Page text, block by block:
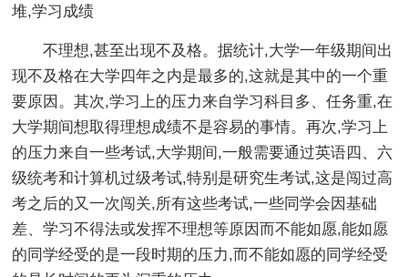
堆,学习成绩
不理想,甚至出现不及格。据统计,大学一年级期间出
现不及格在大学四年之内是最多的,这就是其中的一个重
要原因。其次,学习上的压力来自学习科目多、任务重,在
大学期间想取得理想成绩不是容易的事情。再次,学习上
的压力来自一些考试,大学期间,一般需要通过英语四、六
级统考和计算机过级考试,特别是研究生考试,这是闯过高
考之后的又一次闯关,所有这些考试,一些同学会因基础
差、学习不得法或发挥不理想等原因而不能如愿,能如愿
的同学经受的是一段时期的压力,而不能如愿的同学经受